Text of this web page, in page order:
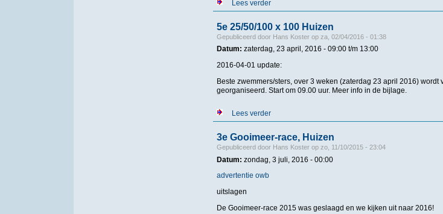
Lees verderover Uitnodiging om deel te nemen in Huizen
5e 25/50/100 x 100 Huizen
Gepubliceerd door Hans Kosterop za, 02/04/2016 - 01:38
Datum: zaterdag, 23 april, 2016 - 09:00t/m 13:00
2016-04-01 update:
Beste zwemmers/sters, over 3 weken (zaterdag 23 april 2016)
georganiseerd. Start om 09.00 uur. Meer info in de bijlage.
Lees verderover 5e 25/50/100 x 100 Huizen
3e Gooimeer-race, Huizen
Gepubliceerd door Hans Kosterop zo, 11/10/2015 - 23:04
Datum: zondag, 3 juli, 2016 - 00:00
advertentie owb
uitslagen
De Gooimeer-race 2015 was geslaagd en we kijken uit naar 2016!